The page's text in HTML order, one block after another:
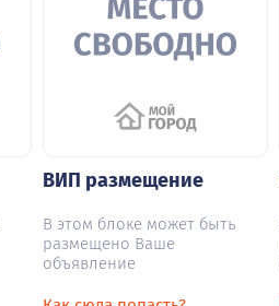
ВИП размещение
В этом блоке может быть
размещено Ваше
объявление